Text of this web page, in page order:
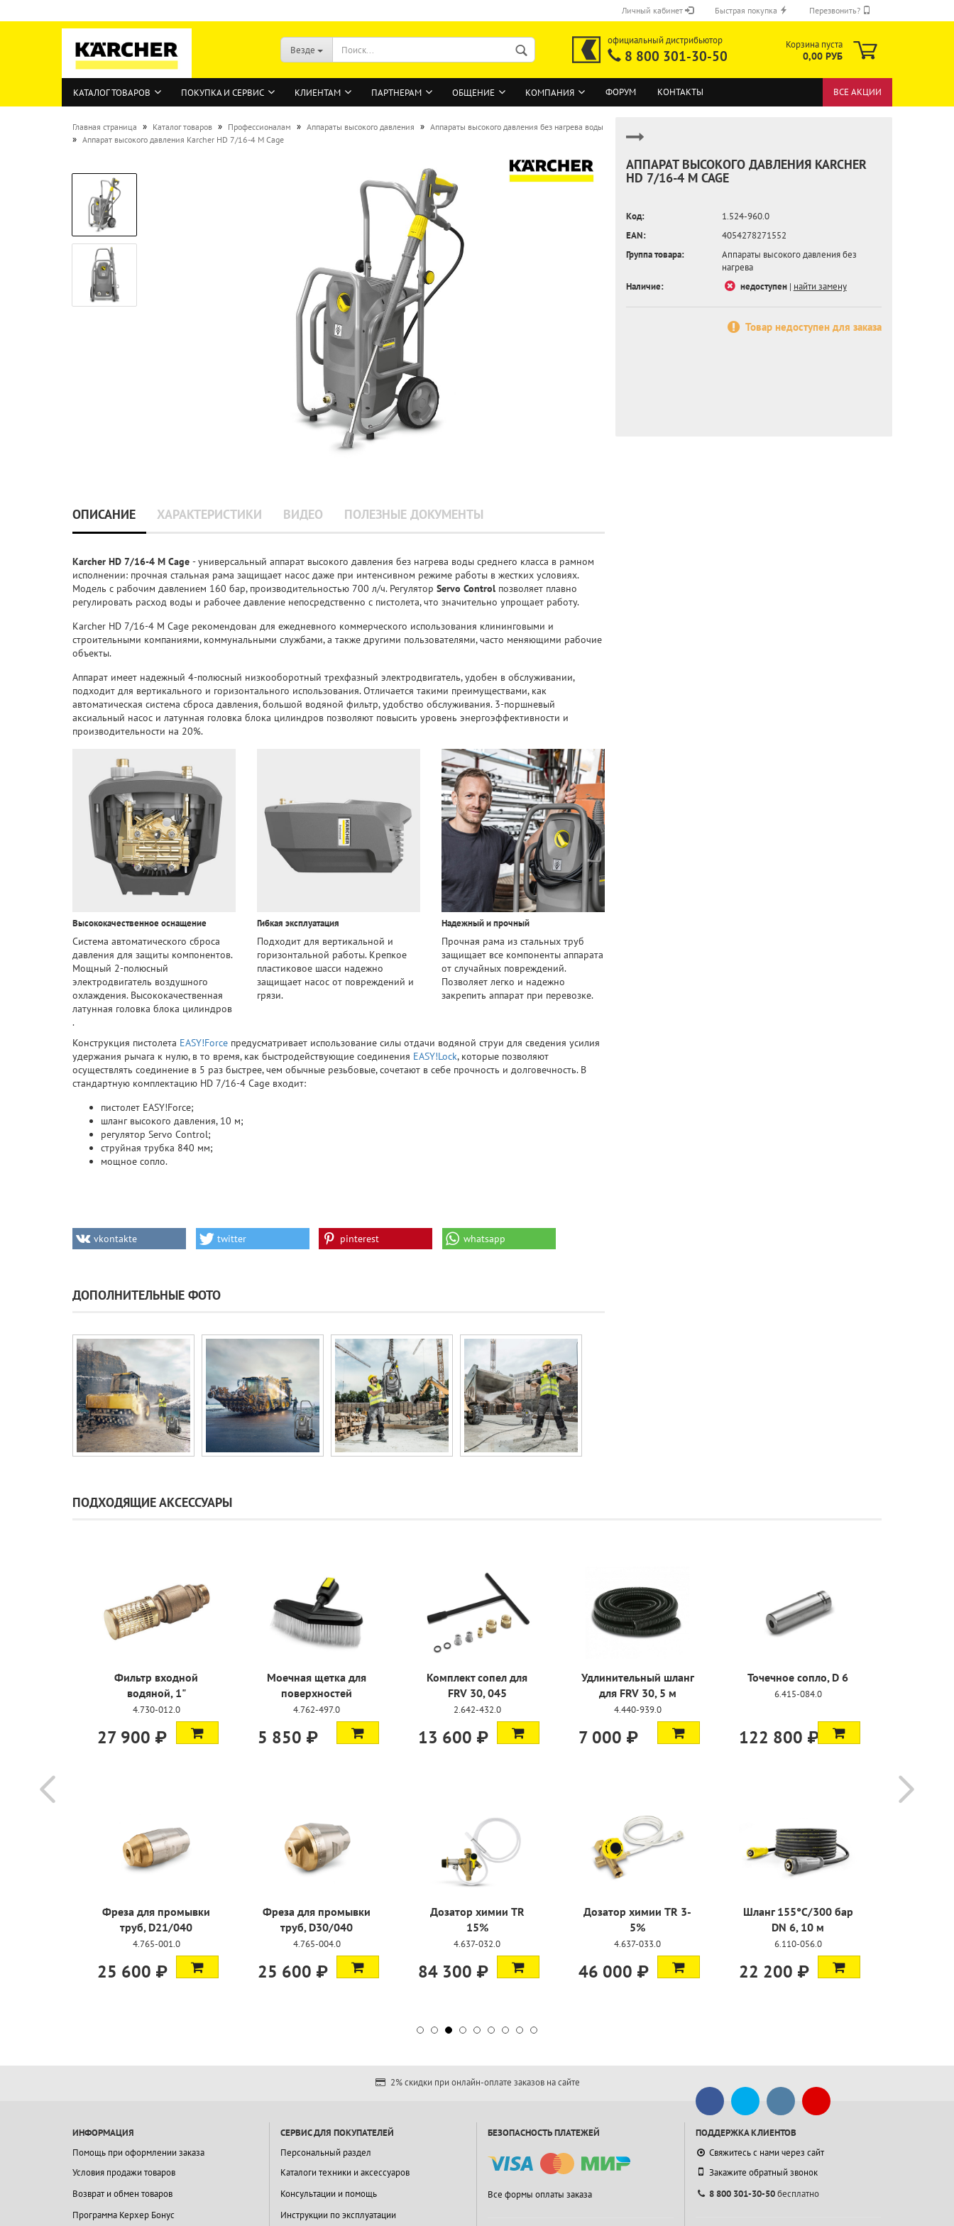
Личный кабинет
ВОЙТИ
Регистрация на сайте
Быстрая покупка Перезвонить?
ОТПРАВИТЬ
Везде
официальный дистрибьютор
8 800 301-30-50
Корзина пуста
0,00 РУБ
КАТАЛОГ ТОВАРОВ ПОКУПКА И СЕРВИС КЛИЕНТАМ ПАРТНЕРАМ ОБЩЕНИЕ КОМПАНИЯ ФОРУМ КОНТАКТЫ ВСЕ АКЦИИ
Главная страница » Каталог товаров » Профессионалам » Аппараты высокого давления » Аппараты высокого давления без нагрева воды
» Аппарат высокого давления Karcher HD 7/16-4 М Cage
АППАРАТ ВЫСОКОГО ДАВЛЕНИЯ KARCHER
HD 7/16-4 М CAGE
Код:
1.524-960.0
EAN:
4054278271552
Группа товара:
Аппараты высокого давления без
нагрева
Наличие:
недоступен| найти замену
Товар недоступен для заказа
ОПИСАНИЕ ХАРАКТЕРИСТИКИ ВИДЕО ПОЛЕЗНЫЕ ДОКУМЕНТЫ
Karcher HD 7/16-4 M Cage - универсальный аппарат высокого давления без нагрева воды среднего класса в рамном
исполнении: прочная стальная рама защищает насос даже при интенсивном режиме работы в жестких условиях.
Модель с рабочим давлением 160 бар, производительностью 700 л/ч. Регулятор Servo Control позволяет плавно
регулировать расход воды и рабочее давление непосредственно с пистолета, что значительно упрощает работу.
Karcher HD 7/16-4 M Cage рекомендован для ежедневного коммерческого использования клининговыми и
строительными компаниями, коммунальными службами, а также другими пользователями, часто меняющими рабочие
объекты.
Аппарат имеет надежный 4-полюсный низкооборотный трехфазный электродвигатель, удобен в обслуживании,
подходит для вертикального и горизонтального использования. Отличается такими преимуществами, как
автоматическая система сброса давления, большой водяной фильтр, удобство обслуживания. 3-поршневый
аксиальный насос и латунная головка блока цилиндров позволяют повысить уровень энергоэффективности и
производительности на 20%.
Высококачественное оснащение
Система автоматического сброса
давления для защиты компонентов.
Мощный 2-полюсный
электродвигатель воздушного
охлаждения. Высококачественная
латунная головка блока цилиндров
.
Гибкая эксплуатация
Подходит для вертикальной и
горизонтальной работы. Крепкое
пластиковое шасси надежно
защищает насос от повреждений и
грязи.
Надежный и прочный
Прочная рама из стальных труб
защищает все компоненты аппарата
от случайных повреждений.
Позволяет легко и надежно
закрепить аппарат при перевозке.
Конструкция пистолета EASY!Force предусматривает использование силы отдачи водяной струи для сведения усилия
удержания рычага к нулю, в то время, как быстродействующие соединения EASY!Lock, которые позволяют
осуществлять соединение в 5 раз быстрее, чем обычные резьбовые, сочетают в себе прочность и долговечность. В
стандартную комплектацию HD 7/16-4 Cage входит:
пистолет EASY!Force;
шланг высокого давления, 10 м;
регулятор Servo Control;
струйная трубка 840 мм;
мощное сопло.
vkontakte twitter pinterest whatsapp
ДОПОЛНИТЕЛЬНЫЕ ФОТО
ПОДХОДЯЩИЕ АКСЕССУАРЫ
Фильтр входной
водяной, 1"
4.730-012.0
27 900 ₽
Моечная щетка для
поверхностей
4.762-497.0
5 850 ₽
Комплект сопел для
FRV 30, 045
2.642-432.0
13 600 ₽
Удлинительный шланг
для FRV 30, 5 м
4.440-939.0
7 000 ₽
Точечное сопло, D 6
6.415-084.0
122 800 ₽
Фреза для промывки
труб, D21/040
4.765-001.0
25 600 ₽
Фреза для промывки
труб, D30/040
4.765-004.0
25 600 ₽
Дозатор химии TR
15%
4.637-032.0
84 300 ₽
Дозатор химии TR 3-
5%
4.637-033.0
46 000 ₽
Шланг 155°C/300 бар
DN 6, 10 м
6.110-056.0
22 200 ₽
2% скидки при онлайн-оплате заказов на сайте
ИНФОРМАЦИЯ
Помощь при оформлении заказа
Условия продажи товаров
Возврат и обмен товаров
Программа Керхер Бонус
СЕРВИС ДЛЯ ПОКУПАТЕЛЕЙ
Персональный раздел
Каталоги техники и аксессуаров
Консультации и помощь
Инструкции по эксплуатации
БЕЗОПАСНОСТЬ ПЛАТЕЖЕЙ
Все формы оплаты заказа
ПОДДЕРЖКА КЛИЕНТОВ
Свяжитесь с нами через сайт
Закажите обратный звонок
8 800 301-30-50бесплатно